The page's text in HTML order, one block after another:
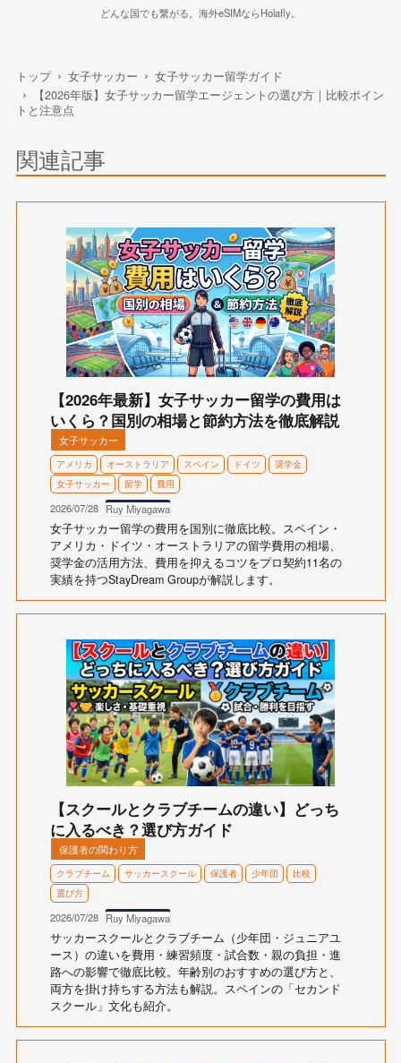
どんな国でも繋がる。海外eSIMならHolafly。
トップ 女子サッカー
女子サッカー留学ガイド
【2026年版】女子サッカー留学エージェントの選び方｜比較ポイン
トと注意点
関連記事
【2026年最新】女子サッカー留学の費用は
いくら？国別の相場と節約方法を徹底解説
女子サッカー
アメリカ オーストラリア スペイン ドイツ
奨学金
女子サッカー
留学 費用
2026/07/28 Ruy Miyagawa
女子サッカー留学の費用を国別に徹底比較。スペイン・
アメリカ・ドイツ・オーストラリアの留学費用の相場、
奨学金の活用方法、費用を抑えるコツをプロ契約11名の
実績を持つStayDream Groupが解説します。
【スクールとクラブチームの違い】どっち
に入るべき？選び方ガイド
保護者の関わり方
クラブチーム サッカースクール 保護者 少年団
比較
選び方
2026/07/28 Ruy Miyagawa
サッカースクールとクラブチーム（少年団・ジュニアユ
ース）の違いを費用・練習頻度・試合数・親の負担・進
路への影響で徹底比較。年齢別のおすすめの選び方と、
両方を掛け持ちする方法も解説。スペインの「セカンド
スクール」文化も紹介。